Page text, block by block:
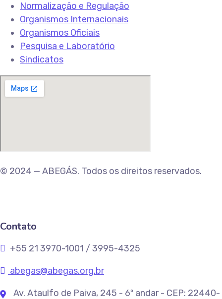
Normalização e Regulação
Organismos Internacionais
Organismos Oficiais
Pesquisa e Laboratório
Sindicatos
© 2024 — ABEGÁS. Todos os direitos reservados.
Contato
+55 21 3970-1001 / 3995-4325
abegas@abegas.org.br
Av. Ataulfo de Paiva, 245 - 6º andar - CEP: 22440-